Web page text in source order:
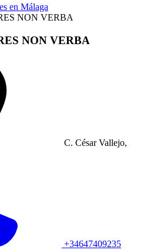
en Málaga
NON VERBA
NON VERBA
C. César Vallejo,
+34647409235